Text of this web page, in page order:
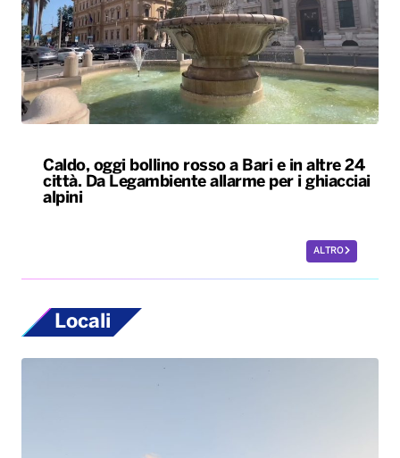
Caldo, oggi bollino rosso a Bari e in altre 24
città. Da Legambiente allarme per i ghiacciai
alpini
ALTRO
Locali